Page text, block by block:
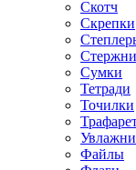
Скотч
Скрепки
Стержни
Сумки
Тетради
Точилки
Файлы